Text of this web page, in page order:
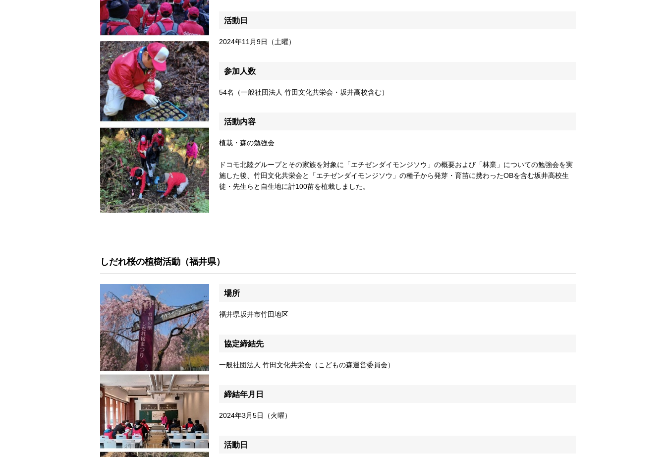
活動日
2024年11月9日（土曜）
参加人数
54名（一般社団法人 竹田文化共栄会・坂井高校含む）
活動内容
植栽・森の勉強会
ドコモ北陸グループとその家族を対象に「エチゼンダイモンジソウ」の概要および「林業」についての勉強会を実
施した後、竹田文化共栄会と「エチゼンダイモンジソウ」の種子から発芽・育苗に携わったOBを含む坂井高校生
徒・先生らと自生地に計100苗を植栽しました。
しだれ桜の植樹活動（福井県）
場所
福井県坂井市竹田地区
協定締結先
一般社団法人 竹田文化共栄会（こどもの森運営委員会）
締結年月日
2024年3月5日（火曜）
活動日